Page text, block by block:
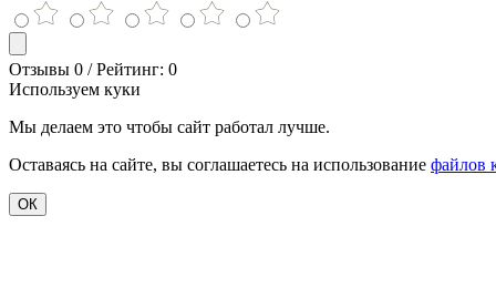
Отзывы 0 / Рейтинг: 0
Используем куки
Мы делаем это чтобы сайт работал лучше.
Оставаясь на сайте, вы соглашаетесь на использование файлов
ОК